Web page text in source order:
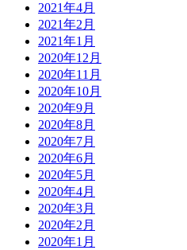
2021年4月
2021年2月
2021年1月
2020年12月
2020年11月
2020年10月
2020年9月
2020年8月
2020年7月
2020年6月
2020年5月
2020年4月
2020年3月
2020年2月
2020年1月